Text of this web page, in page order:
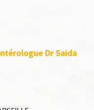
Dr Saida